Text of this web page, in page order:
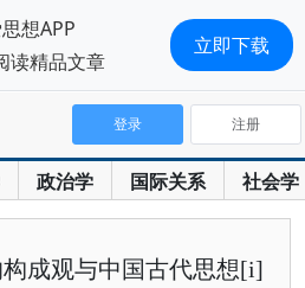
政治学 国际关系 社会学
登录 注册
成观与中国古代思想[i]
想APP
读精品文章
立即下载